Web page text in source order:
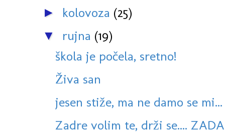
► kolovoza (25)
▼ rujna (19)
škola je počela, sretno!
Živa san
jesen stiže, ma ne damo se mi...
Zadre volim te, drži se....